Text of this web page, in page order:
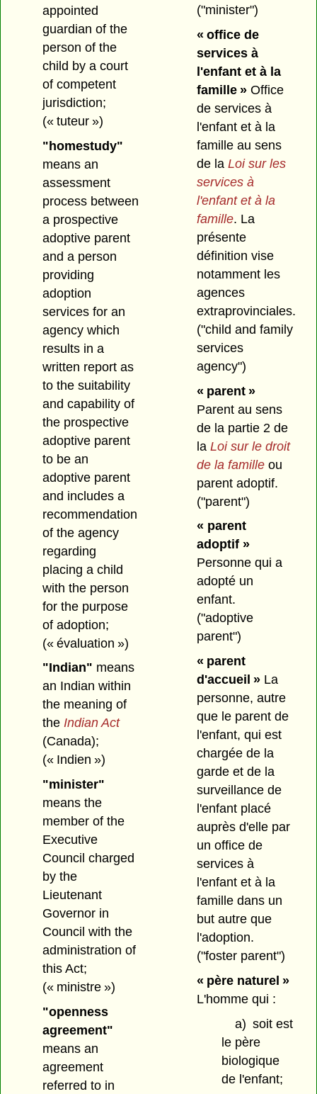
appointed
guardian of the
person of the
child by a court
of competent
jurisdiction;
(« tuteur »)
"homestudy"
means an
assessment
process between
a prospective
adoptive parent
and a person
providing
adoption
services for an
agency which
results in a
written report as
to the suitability
and capability of
the prospective
adoptive parent
to be an
adoptive parent
and includes a
recommendation
of the agency
regarding
placing a child
with the person
for the purpose
of adoption;
(« évaluation »)
"Indian" means
an Indian within
the meaning of
the Indian Act
(Canada);
(« Indien »)
"minister"
means the
member of the
Executive
Council charged
by the
Lieutenant
Governor in
Council with the
administration of
this Act;
(« ministre »)
"openness
agreement"
means an
agreement
referred to in
("minister")
« office de
services à
l'enfant et à la
famille »Office
de services à
l'enfant et à la
famille au sens
de la Loi sur les
services à
l'enfant et à la
famille. La
présente
définition vise
notamment les
agences
extraprovinciales.
("child and family
services
agency")
« parent »
Parent au sens
de la partie 2 de
la Loi sur le droit
de la familleou
parent adoptif.
("parent")
« parent
adoptif »
Personne qui a
adopté un
enfant.
("adoptive
parent")
« parent
d'accueil »La
personne, autre
que le parent de
l'enfant, qui est
chargée de la
garde et de la
surveillance de
l'enfant placé
auprès d'elle par
un office de
services à
l'enfant et à la
famille dans un
but autre que
l'adoption.
("foster parent")
« père naturel »
L'homme qui :
a) soit est
le père
biologique
de l'enfant;